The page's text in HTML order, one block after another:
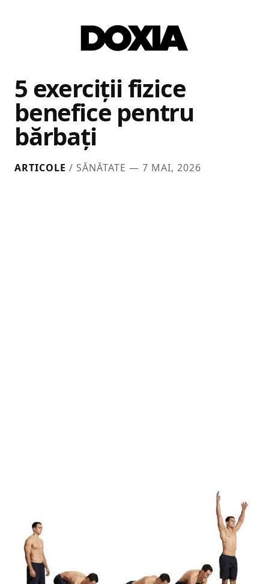
5 exerciții fizice
benefice pentru
bărbați
ARTICOLE / SĂNĂTATE — 7 MAI, 2026